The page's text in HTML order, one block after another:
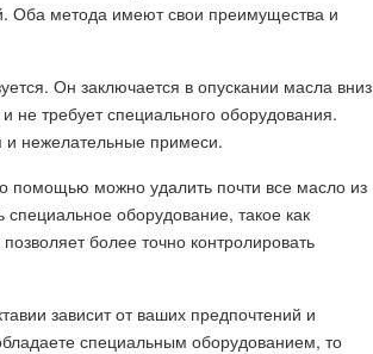
Оба метода имеют свои преимущества и
Он заключается в опускании масла вниз
не требует специального оборудования.
и нежелательные примеси.
помощью можно удалить почти все масло из
специальное оборудование, такое как
более точно контролировать
зависит от ваших предпочтений и
специальным оборудованием, то